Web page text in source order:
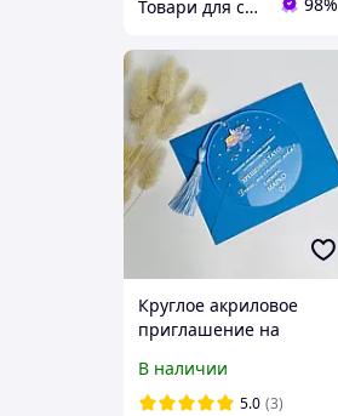
Товари для свята, декору та пакування - інтернет магазин Аладдін
Круглое акриловое
приглашение на
с именами и датой.
Пригласительные на
В наличии
5.0 (3)